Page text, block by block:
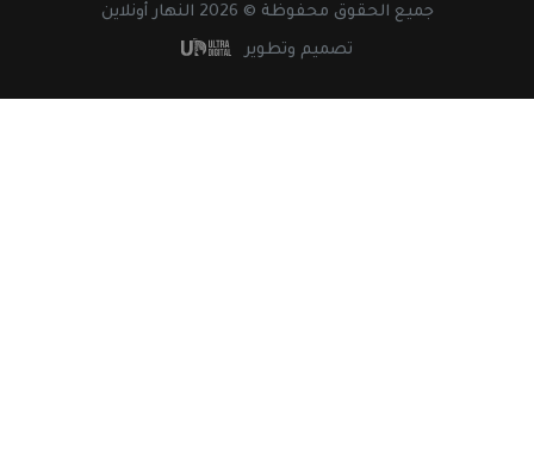
جميع الحقوق محفوظة © 2026 النهار أونلاين
تصميم وتطوير